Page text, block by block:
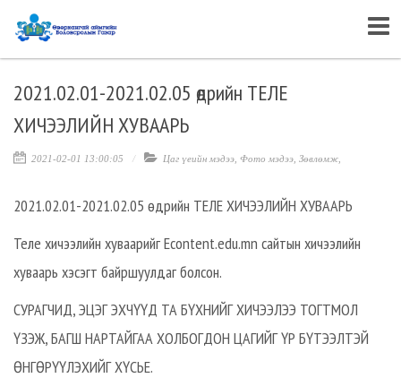
2021.02.01-2021.02.05 өдрийн ТЕЛЕ
ХИЧЭЭЛИЙН ХУВААРЬ
2021-02-01 13:00:05 Цаг үеийн мэдээ Фото мэдээ Зөвлөмж
2021.02.01-2021.02.05 өдрийн ТЕЛЕ ХИЧЭЭЛИЙН ХУВААРЬ
Теле хичээлийн хуваарийг Econtent.edu.mn сайтын хичээлийн
хуваарь хэсэгт байршуулдаг болсон.
СУРАГЧИД, ЭЦЭГ ЭХЧҮҮД ТА БҮХНИЙГ ХИЧЭЭЛЭЭ ТОГТМОЛ
ҮЗЭЖ, БАГШ НАРТАЙГАА ХОЛБОГДОН ЦАГИЙГ ҮР БҮТЭЭЛТЭЙ
ӨНГӨРҮҮЛЭХИЙГ ХҮСЬЕ.